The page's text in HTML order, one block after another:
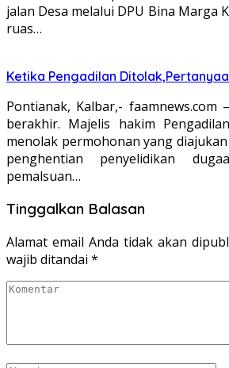
jalan Desa melalui DPU Bina Marga
ruas…
Ketika Pengadilan
Pontianak, Kalbar,- faamnews.com
berakhir. Majelis hakim
menolak permohonan yang
penghentian penyelidikan
pemalsuan…
Tinggalkan Balasan
Alamat email Anda tidak akan
wajib ditandai *